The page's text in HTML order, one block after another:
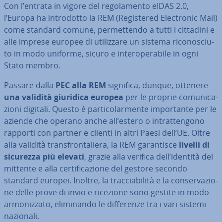
Con l’entrata in vigore del re­go­la­men­to eIDAS 2.0,
l’Europa ha in­tro­dot­to la REM (Re­gi­ste­red Elec­tro­nic Mail)
come standard comune, per­met­ten­do a tutti i cittadini e
alle imprese europee di uti­liz­za­re un sistema ri­co­no­sciu­
to in modo uniforme, sicuro e in­te­ro­pe­ra­bi­le in ogni
Stato membro.
Passare dalla PEC alla REM significa, dunque, ottenere
una validità giuridica europea per le proprie co­mu­ni­ca­
zio­ni digitali. Questo è par­ti­co­lar­men­te im­por­tan­te per le
aziende che operano anche all’estero o in­trat­ten­go­no
rapporti con partner e clienti in altri Paesi dell’UE. Oltre
alla validità tran­sfron­ta­lie­ra, la REM ga­ran­ti­sce livelli di
sicurezza più elevati, grazie alla verifica dell’identità del
mittente e alla cer­ti­fi­ca­zio­ne del gestore secondo
standard europei. Inoltre, la trac­cia­bi­li­tà e la con­ser­va­zio­
ne delle prove di invio e ricezione sono gestite in modo
ar­mo­niz­za­to, eli­mi­nan­do le dif­fe­ren­ze tra i vari sistemi
nazionali.